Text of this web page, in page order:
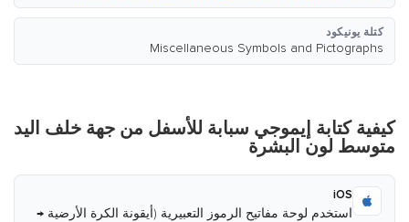
كتلة يونيكود
Miscellaneous Symbols and Pictographs
كيفية كتابة إيموجي سبابة للأسفل من جهة خلف اليد
متوسط لون البشرة
iOS
استخدم لوحة مفاتيح الرموز التعبيرية (أيقونة الكرة الأرضية →